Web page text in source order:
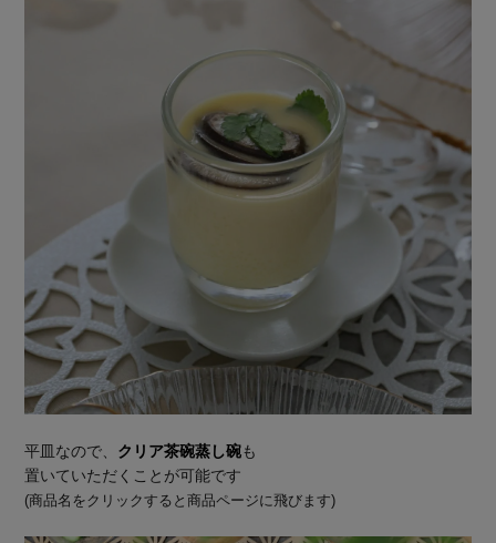
平皿なので、 クリア茶碗蒸し碗も
置いていただくことが可能です
(商品名をクリックすると商品ページに飛びます)